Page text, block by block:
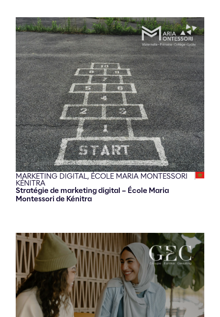
MARKETING DIGITAL, ÉCOLE MARIA MONTESSORI
KÉNITRA
Stratégie de marketing digital – École Maria
Montessori de Kénitra